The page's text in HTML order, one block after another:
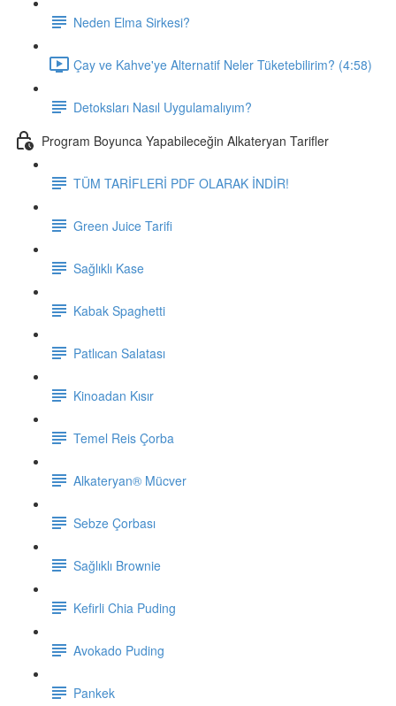
Neden Elma Sirkesi?
Çay ve Kahve'ye Alternatif Neler Tüketebilirim? (4:58)
Detoksları Nasıl Uygulamalıyım?
Program Boyunca Yapabileceğin Alkateryan Tarifler
TÜM TARİFLERİ PDF OLARAK İNDİR!
Green Juice Tarifi
Sağlıklı Kase
Kabak Spaghetti
Patlıcan Salatası
Kinoadan Kısır
Temel Reis Çorba
Alkateryan® Mücver
Sebze Çorbası
Sağlıklı Brownie
Kefirli Chia Puding
Avokado Puding
Pankek